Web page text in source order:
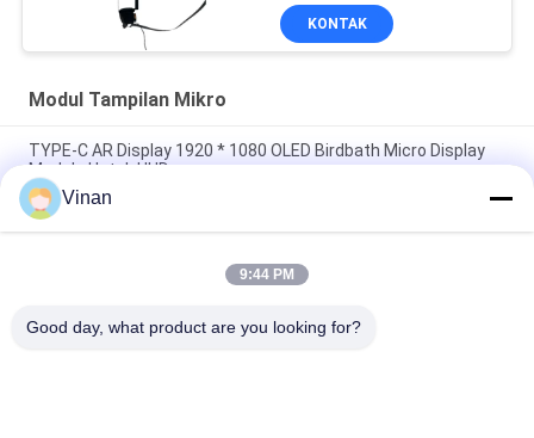
untuk Aplikasi AR/VR
KONTAK
Modul Tampilan Mikro
TYPE-C AR Display 1920 * 1080 OLED Birdbath Micro Display
Module Untuk HUD
Full HD Sony 0,7 Inci Layar Bermata Modul Tampilan Mikro
OLED Fleksibel Untuk Helm AR
Modul Tampilan Mikro Pelat Drive , Ukuran Kecil 0 . 7 Inci 1920 &
Vinan
9:44 PM
Good day, what product are you looking for?